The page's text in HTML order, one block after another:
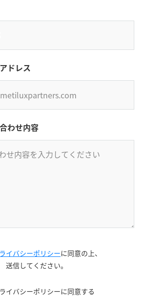
ドレス
わせ内容
イバシーポリシーに同意の上、
送信してください。
イバシーポリシーに同意する